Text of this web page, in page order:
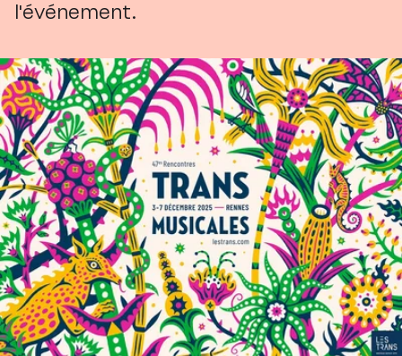
l'événement.